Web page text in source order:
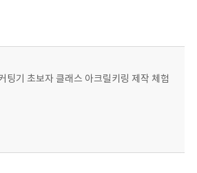
팅기 초보자 클래스 아크릴키링 제작 체험